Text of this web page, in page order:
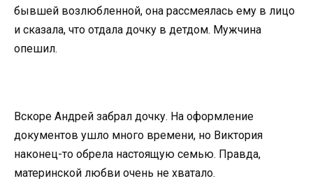
бывшей возлюбленной, она рассмеялась ему в лицо
и сказала, что отдала дочку в детдом. Мужчина
опешил.
Вскоре Андрей забрал дочку. На оформление
документов ушло много времени, но Виктория
наконец-то обрела настоящую семью. Правда,
материнской любви очень не хватало.